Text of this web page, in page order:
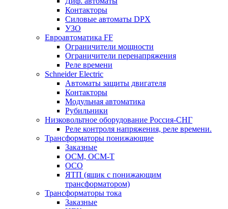
Контакторы
Силовые автоматы DPX
УЗО
Евроавтоматика FF
Ограничители мощности
Ограничители перенапряжения
Реле времени
Schneider Electric
Автоматы защиты двигателя
Контакторы
Модульная автоматика
Рубильники
Низковольтное оборудование Россия-СНГ
Реле контроля напряжения, реле времени.
Трансформаторы понижающие
Заказные
ОСМ, ОСМ-Т
ОСО
ЯТП (ящик с понижающим
трансформатором)
Трансформаторы тока
Заказные